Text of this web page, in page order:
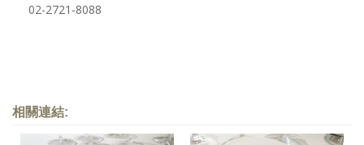
02-2721-8088
相關連結: